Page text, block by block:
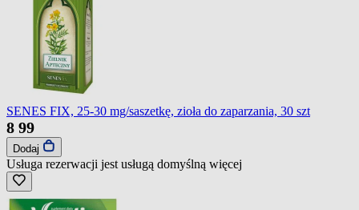
SENES FIX, 25-30 mg/saszetkę, zioła do zaparzania, 30 szt
8 99
Dodaj
Usługa rezerwacji jest usługą domyślną więcej